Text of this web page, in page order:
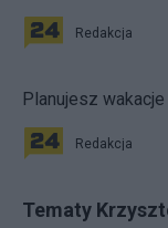
Redakcja
Planujesz
Redakcja
Tematy